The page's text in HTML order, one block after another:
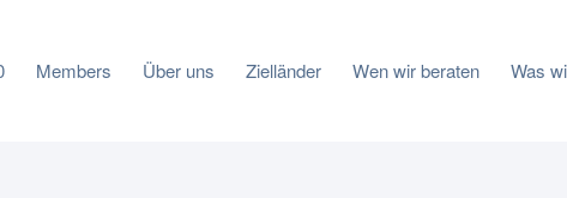
Members Über uns Zielländer Wen wir beraten Was